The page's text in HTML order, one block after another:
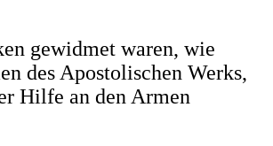
gewidmet waren, wie
des Apostolischen Werks,
Hilfe an den Armen